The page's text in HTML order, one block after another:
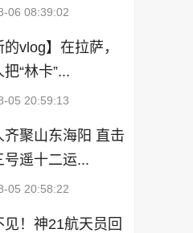
06 08:39:02
的vlog】在拉萨，
“林卡”...
05 20:59:13
齐聚山东海阳 直击
号遥十二运...
05 20:58:22
见！神21航天员回